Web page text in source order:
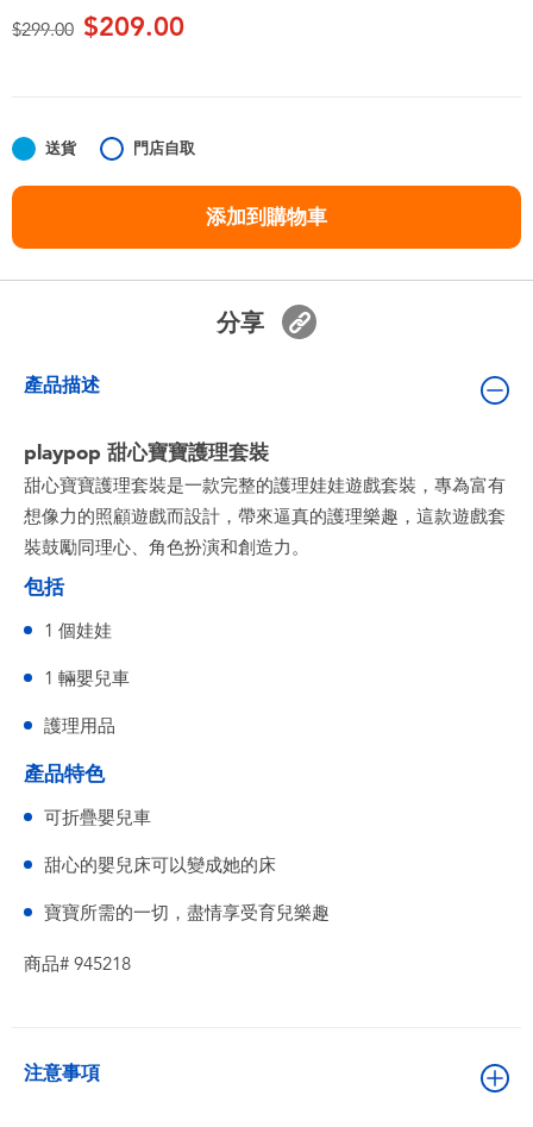
夏日用品
任天堂 Switch
價格從
$299.00至$209.00
送貨 門店自取
添加到購物車
分享
產品描述
playpop 甜心寶寶護理套裝
甜心寶寶護理套裝是一款完整的護理娃娃遊戲套裝，專為富有
想像力的照顧遊戲而設計，帶來逼真的護理樂趣，這款遊戲套
裝鼓勵同理心、角色扮演和創造力。
包括
1 個娃娃
1 輛嬰兒車
護理用品
產品特色
可折疊嬰兒車
甜心的嬰兒床可以變成她的床
寶寶所需的一切，盡情享受育兒樂趣
商品# 945218
注意事項